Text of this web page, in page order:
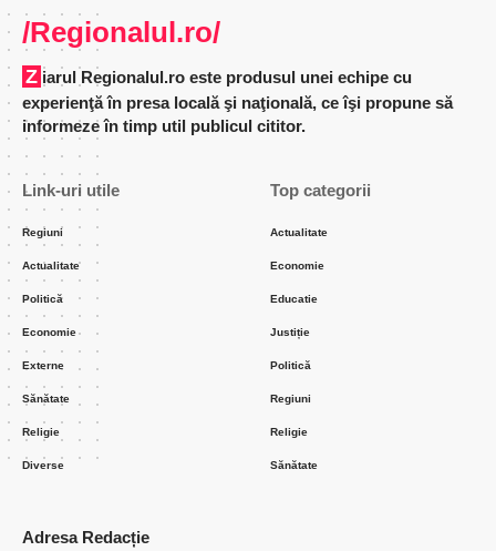
/Regionalul.ro/
Ziarul Regionalul.ro este produsul unei echipe cu
experienţă în presa locală şi naţională, ce îşi propune să
informeze în timp util publicul cititor.
Link-uri utile
Regiuni
Actualitate
Politică
Economie
Externe
Sănătate
Religie
Diverse
Top categorii
Actualitate
Economie
Educatie
Justiție
Politică
Regiuni
Religie
Sănătate
Adresa Redacție